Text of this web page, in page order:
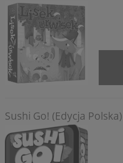
Sushi Go! (Edycja Polska)